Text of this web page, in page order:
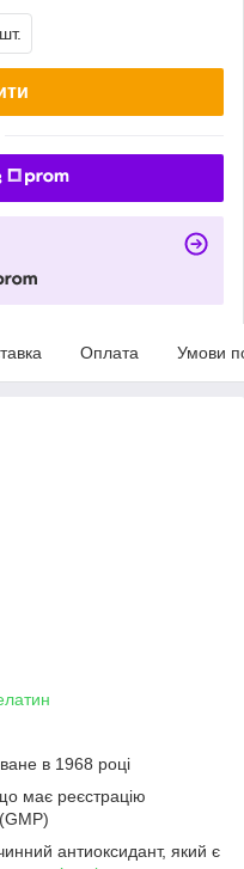
Оплата Умови
в 1968 році
має реєстрацію
антиоксидант, який є